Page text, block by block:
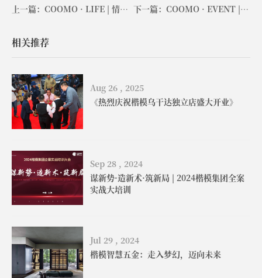
上一篇：COOMO · LIFE | 情感与个性交融的品质居所 下一篇：COOMO · EVENT | 东莞、深圳双展完美收官
相关推荐
Aug 26 , 2025
《热烈庆祝楷模乌干达独立店盛大开业》
Sep 28 , 2024
谋新势·造新术·筑新局 | 2024楷模集团全案
实战大培训
Jul 29 , 2024
楷模智慧五金：走入梦幻，迈向未来